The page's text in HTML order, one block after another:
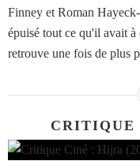
Finney et Roman
épuisé tout ce qu'il avait
retrouve une fois de plus
CRITIQUE